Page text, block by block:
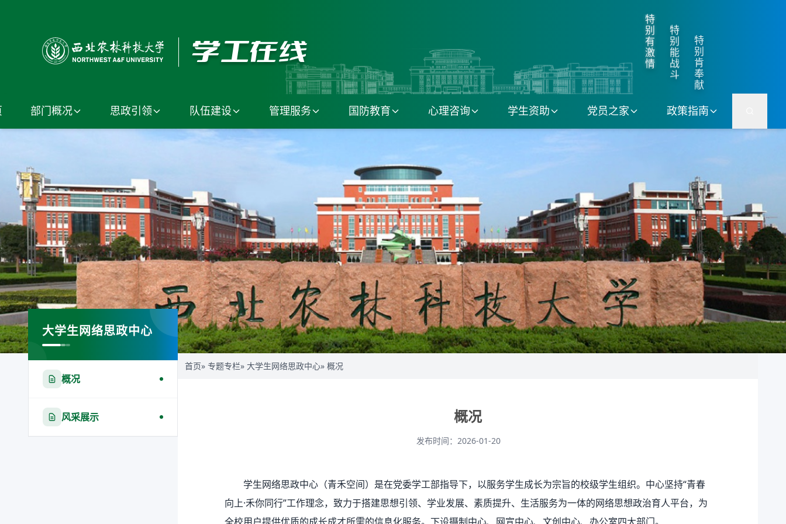
特
别
有
激
情
特
别
能
战
斗
特
别
肯
奉
献
部门概况 思政引领 队伍建设 管理服务 国防教育 心理咨询 学生资助 党员之家 政策指南
大学生网络思政中心
概况
风采展示
首页» 专题专栏» 大学生网络思政中心» 概况
概况
发布时间：2026-01-20
学生网络思政中心（青禾空间）是在党委学工部指导下，以服务学生成长为宗旨的校级学生组织。中心坚持“青春
向上·禾你同行”工作理念，致力于搭建思想引领、学业发展、素质提升、生活服务为一体的网络思想政治育人平台，为